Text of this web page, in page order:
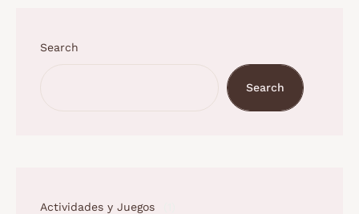
Search
Search
Actividades y Juegos